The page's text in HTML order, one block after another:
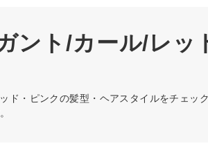
ント/カール/レ
ド・ピンクの髪型・ヘアスタイルをチェッ